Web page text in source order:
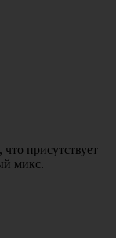
присутствует
микс.